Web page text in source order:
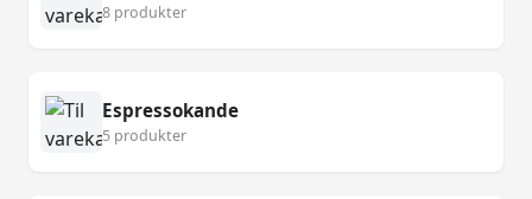
8 produkter
Espressokande
5 produkter